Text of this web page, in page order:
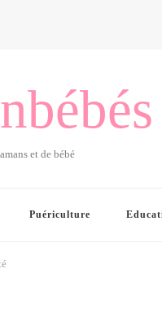
et de bébé
Puériculture